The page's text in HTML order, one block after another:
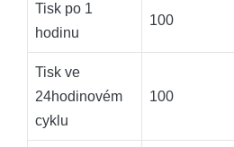
Tisk po ‍1
hodinu
100
Tisk ve
24hodinovém
cyklu
100